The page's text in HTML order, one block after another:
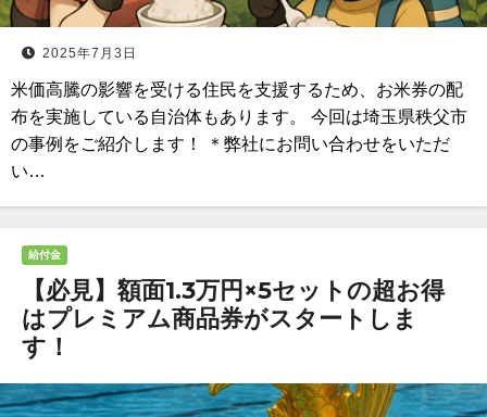
2025年7月3日
米価高騰の影響を受ける住民を支援するため、お米券の配
布を実施している自治体もあります。 今回は埼玉県秩父市
の事例をご紹介します！ ＊弊社にお問い合わせをいただ
い…
給付金
【必見】額面1.3万円×5セットの超お得
はプレミアム商品券がスタートしま
す！